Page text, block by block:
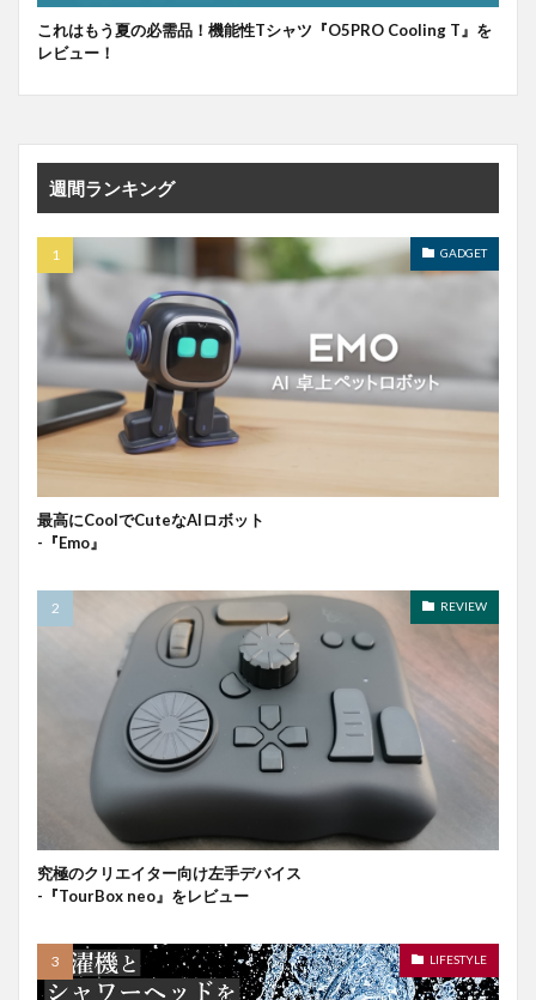
これはもう夏の必需品！機能性Tシャツ『O5PRO Cooling T』を
レビュー！
週間ランキング
GADGET
最高にCoolでCuteなAIロボット
-『Emo』
REVIEW
究極のクリエイター向け左手デバイス
-『TourBox neo』をレビュー
LIFESTYLE